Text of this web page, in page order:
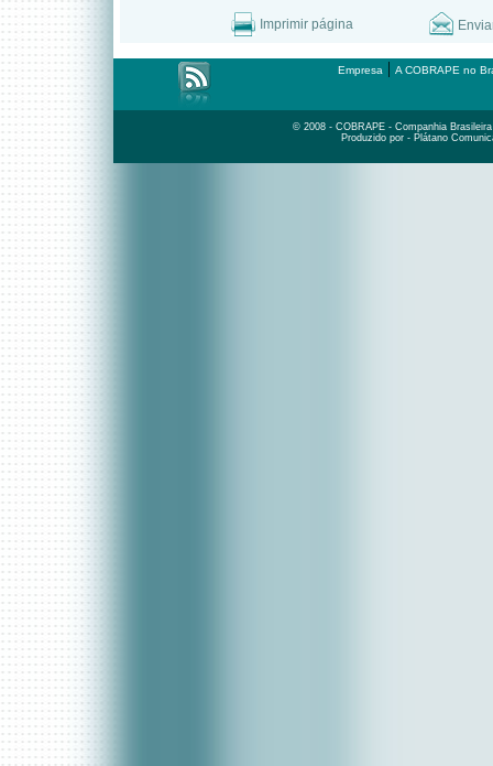
Imprimir página
Empresa | A COBRAPE no
© 2008 - COBRAPE - Companhia
Produzido por - Plátano